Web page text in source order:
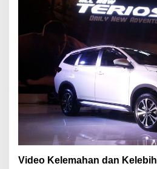
Video Kelemahan dan